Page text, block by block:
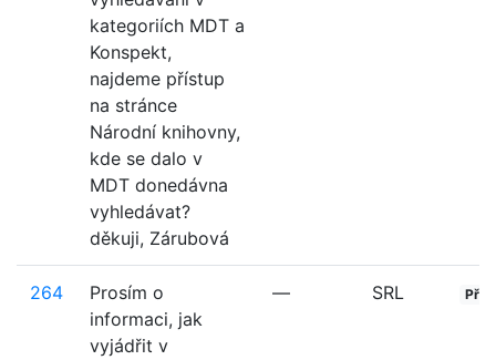
kategoriích MDT a
Konspekt,
najdeme přístup
na stránce
Národní knihovny,
kde se dalo v
MDT donedávna
vyhledávat?
děkuji, Zárubová
264
Prosím o
informaci, jak
vyjádřit v
— SRL